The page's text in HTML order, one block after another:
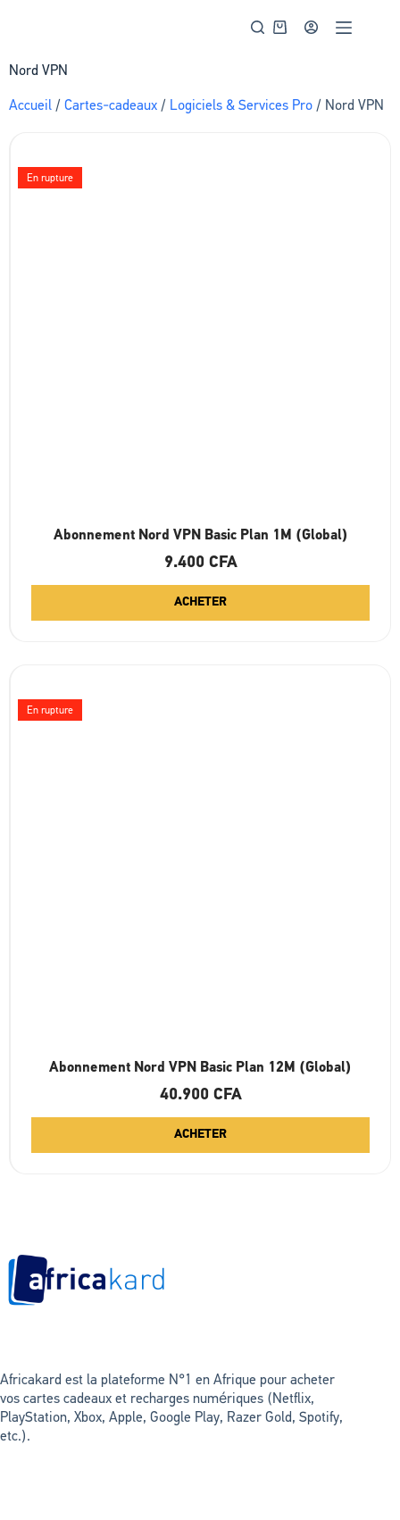
Nord VPN
Accueil /Cartes-cadeaux / Logiciels & Services Pro / Nord VPN
Abonnement Nord VPN Basic Plan 1M (Global)
En rupture
9.400 CFA
ACHETER
Abonnement Nord VPN Basic Plan 12M (Global)
En rupture
40.900 CFA
ACHETER
Africakard est la plateforme N°1 en Afrique pour acheter
vos cartes cadeaux et recharges numériques (Netflix,
PlayStation, Xbox, Apple, Google Play, Razer Gold, Spotify,
etc.).